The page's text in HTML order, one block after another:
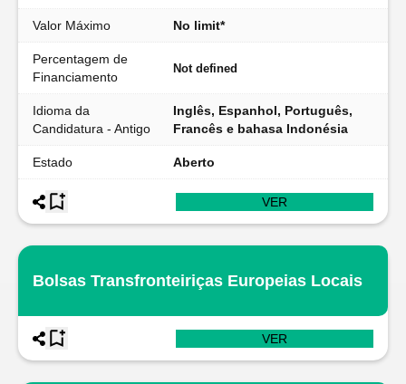
Valor Máximo No limit*
Percentagem de
Financiamento
Not defined
Idioma da
Candidatura - Antigo
Inglês, Espanhol, Português,
Francês e bahasa Indonésia
Estado Aberto
VER
Bolsas Transfronteiriças Europeias Locais
VER